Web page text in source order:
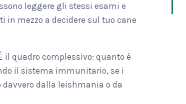
leggere gli stessi esami e
in mezzo a decidere sul tuo cane
il quadro complessivo: quanto è
il sistema immunitario, se i
dalla leishmania o da